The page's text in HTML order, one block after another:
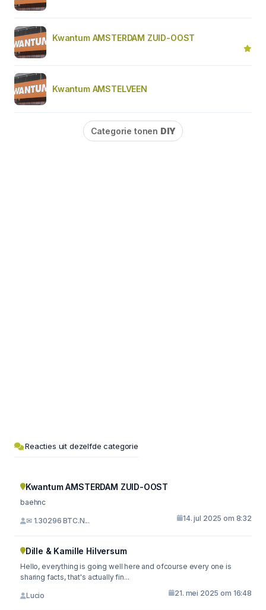
Kwantum AMSTERDAM ZUID-OOST
Kwantum AMSTELVEEN
Categorie tonen DIY
Reacties uit dezelfde categorie
Kwantum AMSTERDAM ZUID-OOST
baehnc
✉ 1.30296 BTC.N... 14. jul 2025 om 8:32
Dille & Kamille Hilversum
Hello, everything is going well here and ofcourse every one is
sharing facts, that's actually fin...
Lucio 21. mei 2025 om 16:48